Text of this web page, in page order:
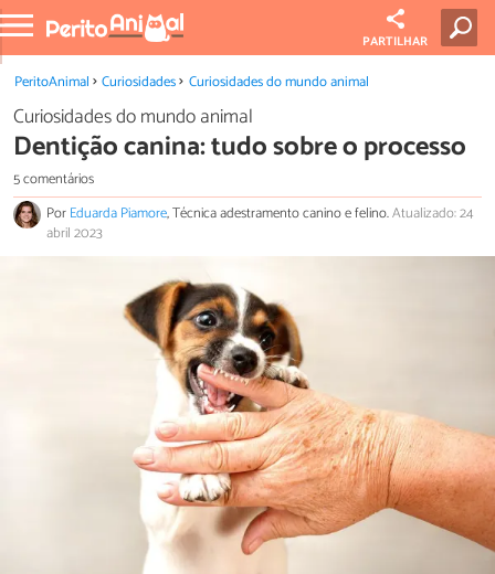
PARTILHAR
PeritoAnimal Curiosidades Curiosidades do mundo animal
Curiosidades do mundo animal
Dentição canina: tudo sobre o processo
5 comentários
PorEduarda Piamore, Técnica adestramento canino e felino.Atualizado: 24
abril 2023